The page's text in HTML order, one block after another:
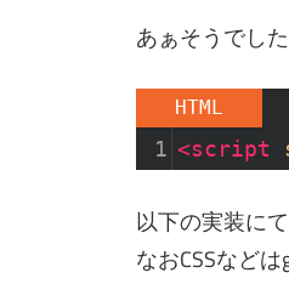
あぁそうでし
HTML
1 <script
以下の実装に
なおCSSなど